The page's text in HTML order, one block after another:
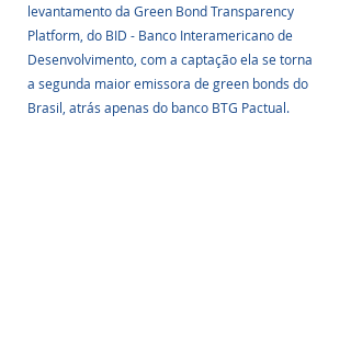
levantamento da Green Bond Transparency
Platform, do BID - Banco Interamericano de
Desenvolvimento, com a captação ela se torna
a segunda maior emissora de green bonds do
Brasil, atrás apenas do banco BTG Pactual.